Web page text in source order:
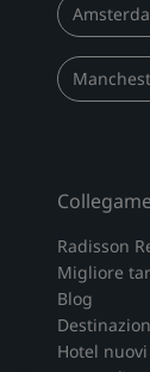
Radisson
Migliore
Blog
Hotel